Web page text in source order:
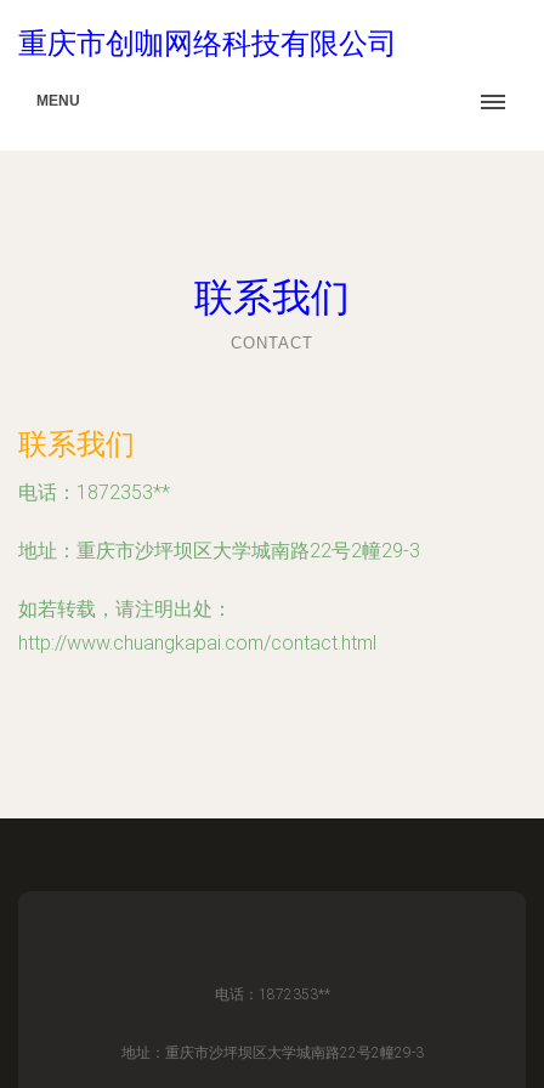
重庆市创咖网络科技有限公司
MENU
联系我们
CONTACT
联系我们
电话：1872353**
地址：重庆市沙坪坝区大学城南路22号2幢29-3
如若转载，请注明出处：
http://www.chuangkapai.com/contact.html
电话：1872353**
地址：重庆市沙坪坝区大学城南路22号2幢29-3